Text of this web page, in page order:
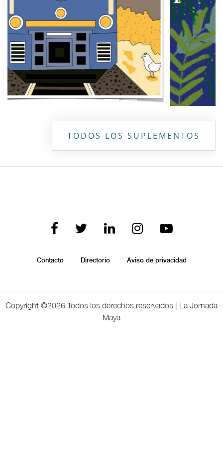
TODOS LOS SUPLEMENTOS
Contacto Directorio Aviso de privacidad
Copyright ©2026 Todos los derechos reservados | La Jornada
Maya